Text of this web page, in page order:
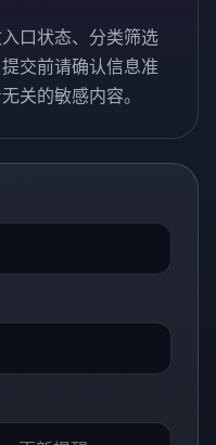
口状态、分类筛选
交前请确认信息准
关的敏感内容。